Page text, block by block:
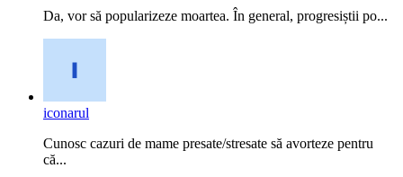
Da, vor să popularizeze moartea. În general, progresiștii po...
iconarul
Cunosc cazuri de mame presate/stresate să avorteze pentru
că...